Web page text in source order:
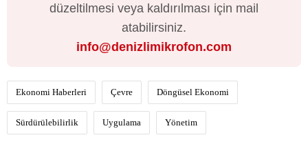
düzeltilmesi veya kaldırılması için mail
atabilirsiniz.
info@denizlimikrofon.com
Ekonomi Haberleri Çevre Döngüsel Ekonomi
Sürdürülebilirlik Uygulama Yönetim